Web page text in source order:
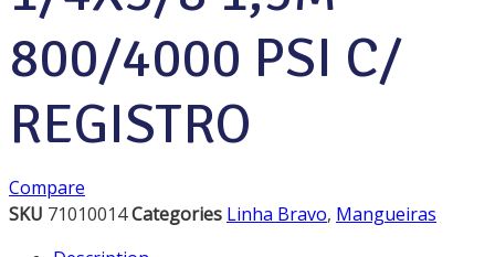
800/4000 PSI C/
REGISTRO
Compare
SKU 71010014Categories Linha Bravo, Mangueiras